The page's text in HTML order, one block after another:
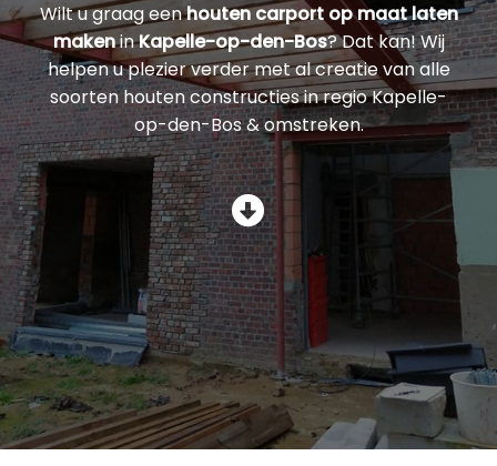
Wilt u graag eenhouten carport op maat laten
makeninKapelle-op-den-Bos? Dat kan! Wij
helpen u plezier verder met al creatie van alle
soorten houten constructies in regio Kapelle-
op-den-Bos & omstreken.